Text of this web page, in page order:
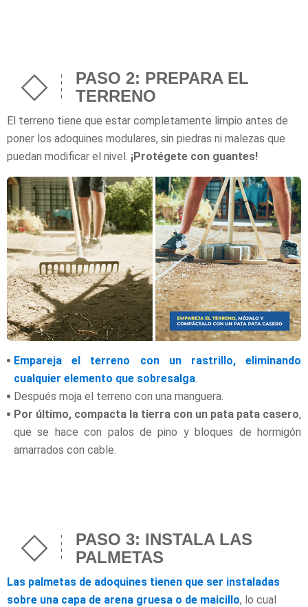
PASO 2: PREPARA EL
TERRENO
El terreno tiene que estar completamente limpio antes de
poner los adoquines modulares, sin piedras ni malezas que
puedan modificar el nivel. ¡Protégete con guantes!
Empareja el terreno con un rastrillo, eliminando
cualquier elemento que sobresalga
Después moja el terreno con una manguera.
Por último, compacta la tierra con un pata pata casero,
que se hace con palos de pino y bloques de hormigón
amarrados con cable.
PASO 3: INSTALA LAS
PALMETAS
Las palmetas de adoquines tienen que ser instaladas
sobre una capa de arena gruesa o de maicillo, lo cual